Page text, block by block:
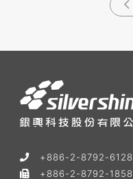
+886-2-8792-6128
+886-2-8792-1858